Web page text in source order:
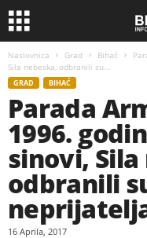
Naslovnica Grad Bihać
Sila nebeska, odbranili su...
GRAD BIHAĆ
Parada
1996.
sinovi,
odbranili
16 Aprila, 2017